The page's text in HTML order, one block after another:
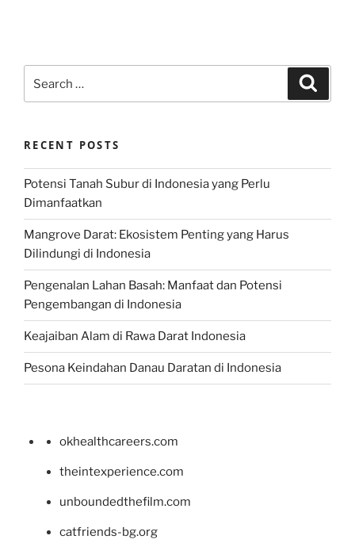
for:
RECENT POSTS
Potensi Tanah Subur di Indonesia yang Perlu
Dimanfaatkan
Mangrove Darat: Ekosistem Penting yang Harus
Dilindungi di Indonesia
Pengenalan Lahan Basah: Manfaat dan Potensi
Pengembangan di Indonesia
Keajaiban Alam di Rawa Darat Indonesia
Pesona Keindahan Danau Daratan di Indonesia
okhealthcareers.com
theintexperience.com
unboundedthefilm.com
catfriends-bg.org